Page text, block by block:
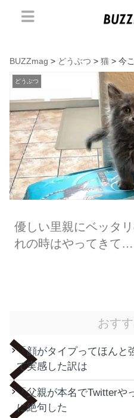
BUZZmag > どうぶつ > 猫 > 今
どうぶつ
優しい里親にベッタ
れの時はやってきて…
おす
「顔がタイプってほんと
て実感した訳は
「父親が本名でTwitterや
に絶句した